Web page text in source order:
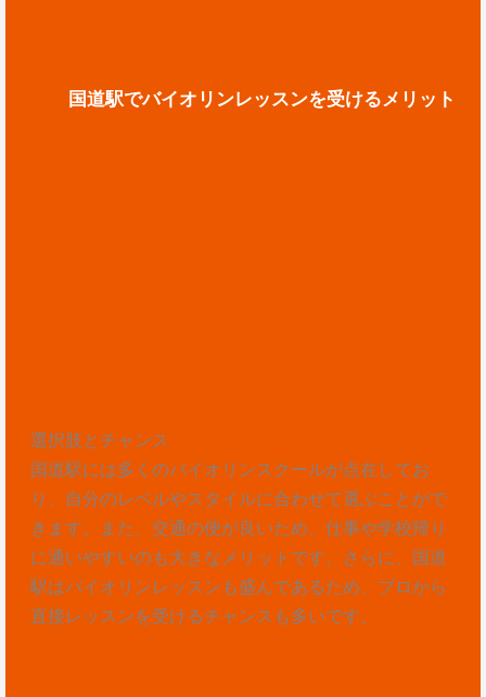
国道駅でバイオリンレッスンを受けるメリット
選択肢とチャンス
国道駅には多くのバイオリンスクールが点在してお
り、自分のレベルやスタイルに合わせて選ぶことがで
きます。また、交通の便が良いため、仕事や学校帰り
に通いやすいのも大きなメリットです。さらに、国道
駅はバイオリンレッスンも盛んであるため、プロから
直接レッスンを受けるチャンスも多いです。